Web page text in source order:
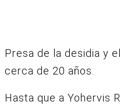
Presa de la desidia y
cerca de 20 años.
Hasta que a Yohervis